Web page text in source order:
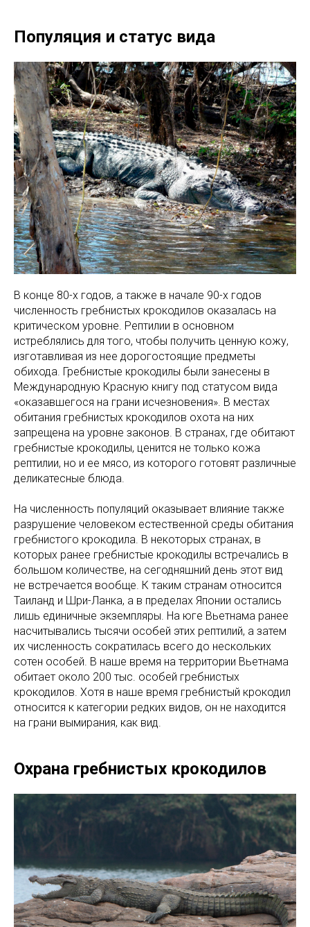
Популяция и статус вида
В конце 80-х годов, а также в начале 90-х годов
численность гребнистых крокодилов оказалась на
критическом уровне. Рептилии в основном
истреблялись для того, чтобы получить ценную кожу,
изготавливая из нее дорогостоящие предметы
обихода. Гребнистые крокодилы были занесены в
Международную Красную книгу под статусом вида
«оказавшегося на грани исчезновения». В местах
обитания гребнистых крокодилов охота на них
запрещена на уровне законов. В странах, где обитают
гребнистые крокодилы, ценится не только кожа
рептилии, но и ее мясо, из которого готовят различные
деликатесные блюда.
На численность популяций оказывает влияние также
разрушение человеком естественной среды обитания
гребнистого крокодила. В некоторых странах, в
которых ранее гребнистые крокодилы встречались в
большом количестве, на сегодняшний день этот вид
не встречается вообще. К таким странам относится
Таиланд и Шри-Ланка, а в пределах Японии остались
лишь единичные экземпляры. На юге Вьетнама ранее
насчитывались тысячи особей этих рептилий, а затем
их численность сократилась всего до нескольких
сотен особей. В наше время на территории Вьетнама
обитает около 200 тыс. особей гребнистых
крокодилов. Хотя в наше время гребнистый крокодил
относится к категории редких видов, он не находится
на грани вымирания, как вид.
Охрана гребнистых крокодилов